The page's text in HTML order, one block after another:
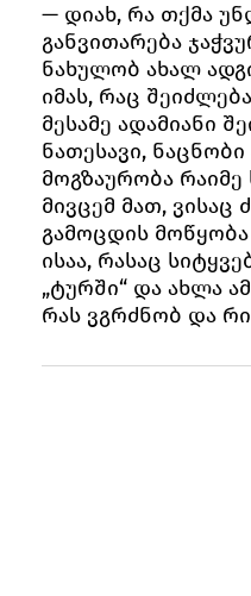
— დიახ, რა თქმა
განვითარება
ნახულობ ახალ
იმას, რაც
მესამე ადამიანი
ნათესავი,
მოგზაურობა რაიმე
მივცემ მათ, ვისაც
გამოცდის
ისაა, რასაც
„ტურში“ და ახლა
რას ვგრძნობ და